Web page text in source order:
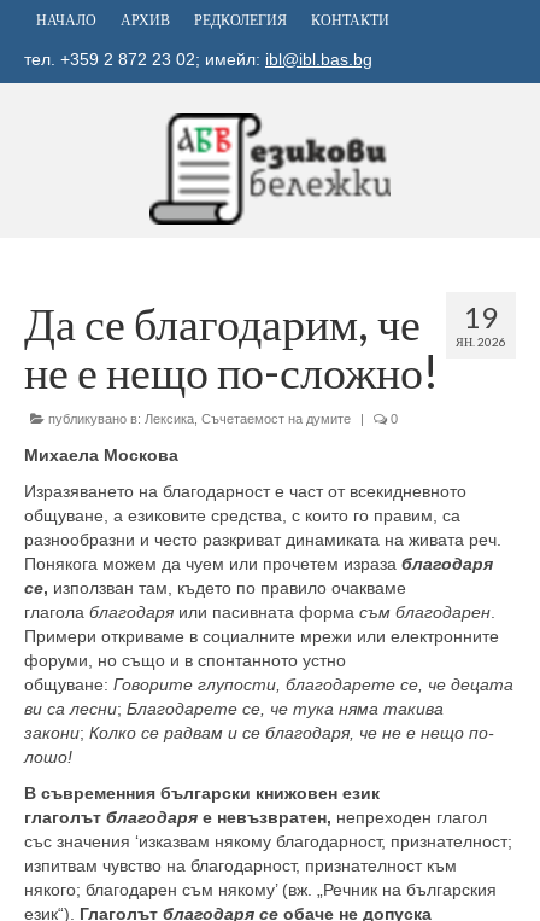
НАЧАЛО АРХИВ РЕДКОЛЕГИЯ КОНТАКТИ
тел. +359 2 872 23 02; имейл: ibl@ibl.bas.bg
19
ЯН. 2026
Да се благодарим, че
не е нещо по-сложно!
публикувано в: Лексика Съчетаемост на думите | 0
Михаела Москова
Изразяването на благодарност е част от всекидневното
общуване, а езиковите средства, с които го правим, са
разнообразни и често разкриват динамиката на живата реч.
Понякога можем да чуем или прочетем израза благодаря
се, използван там, където по правило очакваме
глагола благодаря или пасивната форма съм благодарен
Примери откриваме в социалните мрежи или електронните
форуми, но също и в спонтанното устно
общуване: Говорите глупости, благодарете се, че децата
ви са лесни; Благодарете се, че тука няма такива
закони; Колко се радвам и се благодаря, че не е нещо по-
лошо!
В съвременния български книжовен език
глаголът благодаря е невъзвратен, непреходен глагол
със значения ‘изказвам някому благодарност, признателност;
изпитвам чувство на благодарност, признателност към
някого; благодарен съм някому’ (вж. „Речник на българския
език“).
Глаголът благодаря се обаче не допуска